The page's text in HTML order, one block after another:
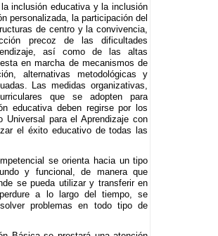
inclusión educativa y la inclusión
personalizada, la participación del
de centro y la convivencia,
precoz de las dificultades
así como de las altas
en marcha de mecanismos de
alternativas metodológicas y
Las medidas organizativas,
que se adopten para
educativa deben regirse por los
Universal para el Aprendizaje con
el éxito educativo de todas las
se orienta hacia un tipo
y funcional, de manera que
se pueda utilizar y transferir en
a lo largo del tiempo, se
problemas en todo tipo de